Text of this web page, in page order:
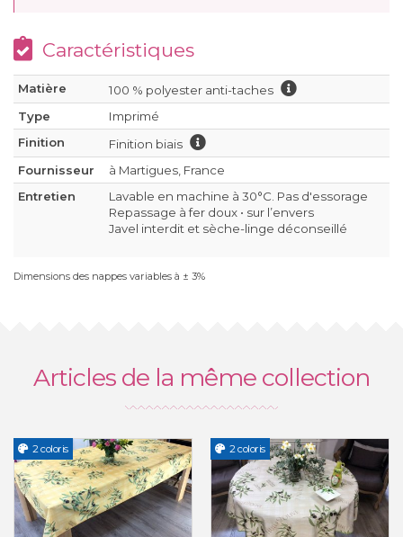
Caractéristiques
Matière
100 % polyester anti-taches
Type
Imprimé
Finition
Finition biais
Fournisseur
à Martigues, France
Entretien
Lavable en machine à 30°C. Pas d'essorage
Repassage à fer doux • sur l’envers
Javel interdit et sèche-linge déconseillé
Dimensions des nappes variables à ± 3%
Articles de la même collection
2 coloris 2 coloris